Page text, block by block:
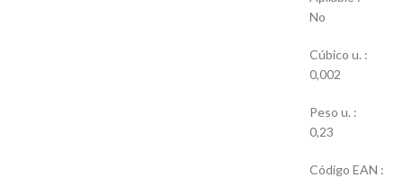
No
Cúbico u. :
0,002
Peso u. :
0,23
Código EAN :